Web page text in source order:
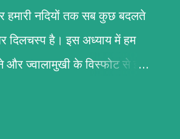
नदियों तक सब कुछ बदलते
दिलचस्प है। इस अध्याय में हम
ज्वालामुखी के विस्फोट से इन